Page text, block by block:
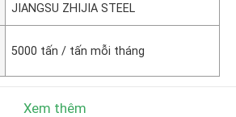
JIANGSU ZHIJIA STEEL
5000 tấn / tấn mỗi tháng
Xem thêm